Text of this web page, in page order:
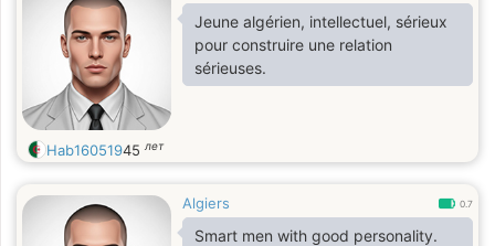
Jeune algérien, intellectuel, sérieux
pour construire une relation
sérieuses.
Hab16051945 лет
Algiers 0.7
Smart men with good personality.